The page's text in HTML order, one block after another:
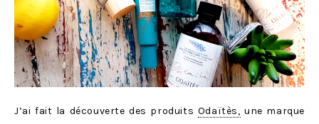
J’ai fait la découverte des produits Odaïtès, une marque